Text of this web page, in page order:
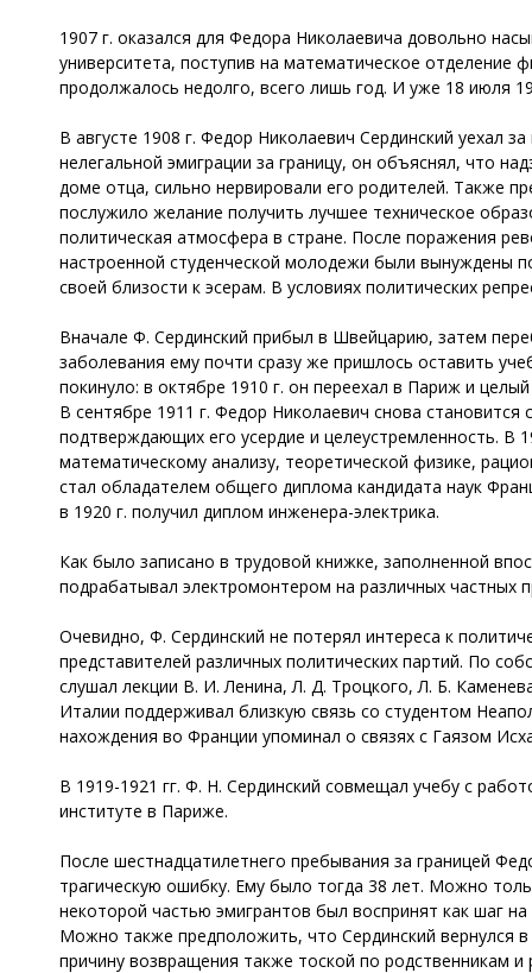
1907 г. оказался для Федора Николаевича довольно
университета, поступив на математическое отделение
продолжалось недолго, всего лишь год. И уже 18 июля
В августе 1908 г. Федор Николаевич Сердинский уехал
нелегальной эмиграции за границу, он объяснял, что
доме отца, сильно нервировали его родителей. Также
послужило желание получить лучшее техническое
политическая атмосфера в стране. После поражения
настроенной студенческой молодежи были вынуждены
своей близости к эсерам. В условиях политических
Вначале Ф. Сердинский прибыл в Швейцарию, затем
заболевания ему почти сразу же пришлось оставить
покинуло: в октябре 1910 г. он переехал в Париж и
В сентябре 1911 г. Федор Николаевич снова
подтверждающих его усердие и целеустремленность. В
математическому анализу, теоретической физике,
стал обладателем общего диплома кандидата наук
в 1920 г. получил диплом инженера-электрика.
Как было записано в трудовой книжке, заполненной
подрабатывал электромонтером на различных частных
Очевидно, Ф. Сердинский не потерял интереса к
представителей различных политических партий. По
слушал лекции В. И. Ленина, Л. Д. Троцкого, Л. Б.
Италии поддерживал близкую связь со студентом
нахождения во Франции упоминал о связях с Гаязом
В 1919-1921 гг. Ф. Н. Сердинский совмещал учебу с
институте в Париже.
После шестнадцатилетнего пребывания за границей
трагическую ошибку. Ему было тогда 38 лет. Можно
некоторой частью эмигрантов был воспринят как шаг
Можно также предположить, что Сердинский вернулся
причину возвращения также тоской по родственникам